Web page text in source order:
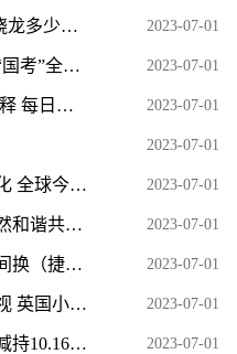
6nm 高通（6nm制程是高通骁龙多少）-当前关注 2023-07-01
今日报丨我市知识产权保护“国考”全省第一 2023-07-01
sodium是什么意思_sodium解释 每日速递 2023-07-01
2023-07-01
现代化产业体系要坚持智能化 全球今热点 2023-07-01
广西灌阳县公安绘就人与自然和谐共生好“警色” 2023-07-01
捷达发动机正时皮带多长时间换（捷达发动机正时皮带多久换一次？） 全球今日讯 2023-07-01
天天微头条丨大猩猩性别歧视 英国小报遭头版制裁 2023-07-01
圣湘生物06月30日被沪股通减持10.16万股 2023-07-01